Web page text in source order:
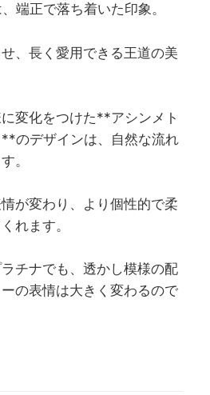
端正で落ち着いた印象。
、長く愛用できる王道の美
変化をつけた**アシンメト
のデザインは、自然な流れ
。
が変わり、より個性的で柔
れます。
チナでも、透かし模様の配
の表情は大きく変わるので